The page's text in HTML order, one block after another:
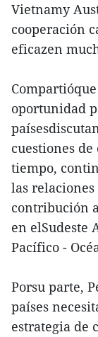
Vietnamy
cooperación
eficazen
oportunidad
cuestiones
tiempo,
las
contribución
en elSudeste
Pacífico -
Porsu parte,
países
estrategia de